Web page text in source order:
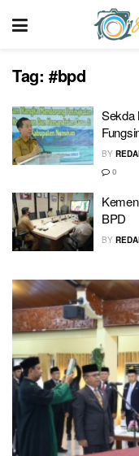
Tag: #bpd
Sekda
BY
0
BPD
BY